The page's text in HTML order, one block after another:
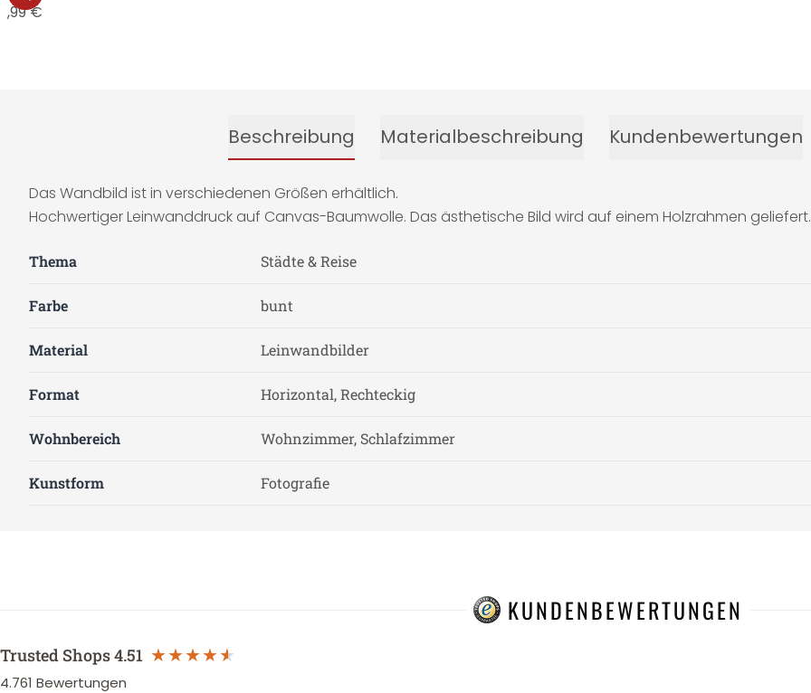
€
Beschreibung Materialbeschreibung Kundenbewertungen
Das Wandbild ist in verschiedenen Größen erhältlich.
Hochwertiger Leinwanddruck auf Canvas-Baumwolle. Das ästhetische Bild wird auf einem Holzrahmen geliefert.
Thema Städte & Reise
Farbe bunt
Material Leinwandbilder
Format Horizontal, Rechteckig
Wohnbereich Wohnzimmer, Schlafzimmer
Kunstform Fotografie
KUNDENBEWERTUNGEN
Trusted Shops4.51
4.761 Bewertungen